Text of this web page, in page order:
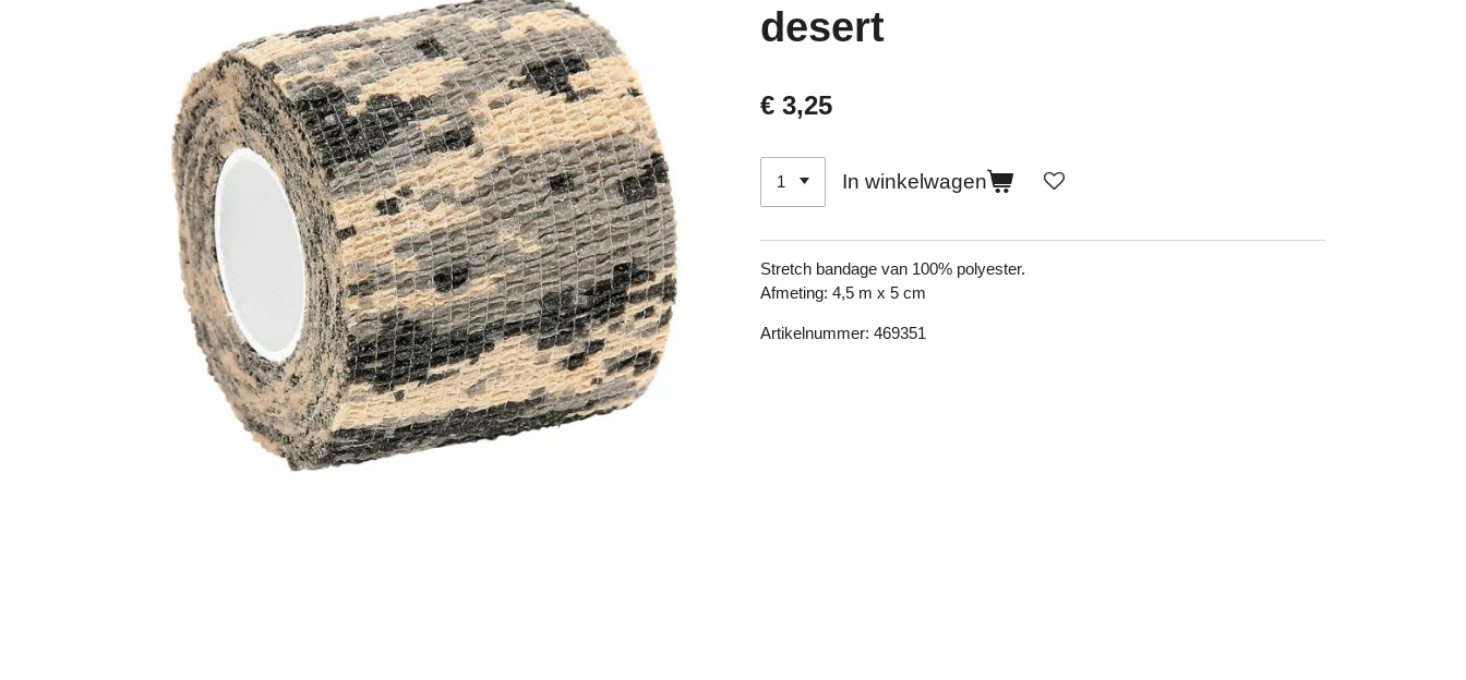
desert
€ 3,25
In winkelwagen
Stretch bandage van 100% polyester.
Afmeting: 4,5 m x 5 cm
Artikelnummer: 469351